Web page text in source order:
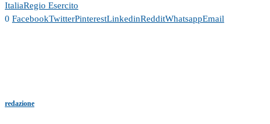
ItaliaRegio Esercito
0 FacebookTwitterPinterestLinkedinRedditWhatsappEmail
redazione